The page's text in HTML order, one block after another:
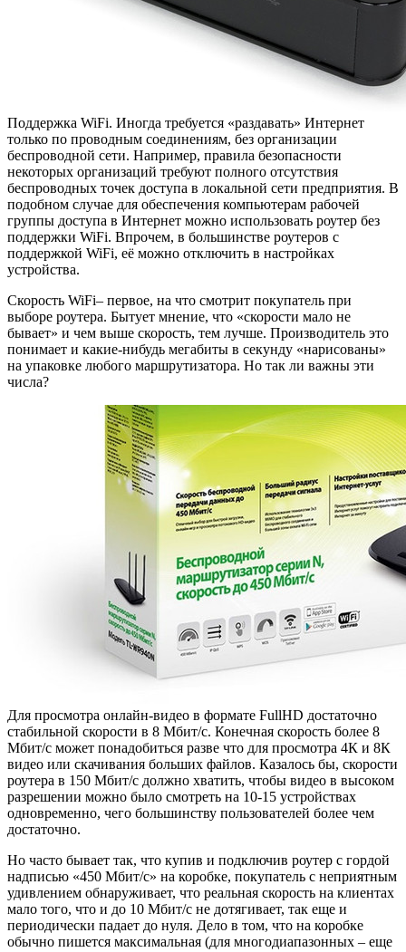
Поддержка WiFi. Иногда требуется «раздавать» Интернет
только по проводным соединениям, без организации
беспроводной сети. Например, правила безопасности
некоторых организаций требуют полного отсутствия
беспроводных точек доступа в локальной сети предприятия. В
подобном случае для обеспечения компьютерам рабочей
группы доступа в Интернет можно использовать роутер без
поддержки WiFi. Впрочем, в большинстве роутеров с
поддержкой WiFi, её можно отключить в настройках
устройства.
Скорость WiFi– первое, на что смотрит покупатель при
выборе роутера. Бытует мнение, что «скорости мало не
бывает» и чем выше скорость, тем лучше. Производитель это
понимает и какие-нибудь мегабиты в секунду «нарисованы»
на упаковке любого маршрутизатора. Но так ли важны эти
числа?
Для просмотра онлайн-видео в формате FullHD достаточно
стабильной скорости в 8 Мбит/с. Конечная скорость более 8
Мбит/с может понадобиться разве что для просмотра 4К и 8К
видео или скачивания больших файлов. Казалось бы, скорости
роутера в 150 Мбит/с должно хватить, чтобы видео в высоком
разрешении можно было смотреть на 10-15 устройствах
одновременно, чего большинству пользователей более чем
достаточно.
Но часто бывает так, что купив и подключив роутер с гордой
надписью «450 Мбит/с» на коробке, покупатель с неприятным
удивлением обнаруживает, что реальная скорость на клиентах
мало того, что и до 10 Мбит/с не дотягивает, так еще и
периодически падает до нуля. Дело в том, что на коробке
обычно пишется максимальная (для многодиапазонных – еще